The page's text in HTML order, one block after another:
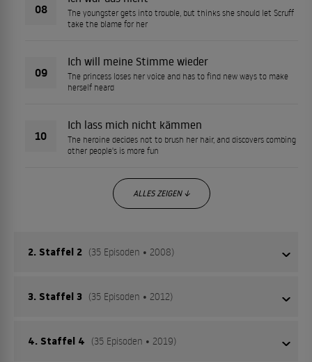
08
The youngster gets into trouble, but thinks she should let Scruff
take the blame for her
09
Ich will meine Stimme wieder
The princess loses her voice and has to find new ways to make
herself heard
10
Ich lass mich nicht kämmen
The heroine decides not to brush her hair, and discovers combing
other people's is more fun
ALLES ZEIGEN ↓
2. Staffel 2 (35 Episoden • 2008)
Die kleine Prinzessin lebt in einem großen Schloss mit
3. Staffel 3 (35 Episoden • 2012)
Die kleine Prinzessin lebt in einem großen Schloss mit
4. Staffel 4 (35 Episoden • 2019)